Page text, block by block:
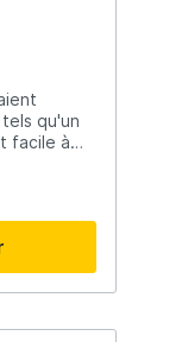
qu'un
facile à
la
gamme
de la